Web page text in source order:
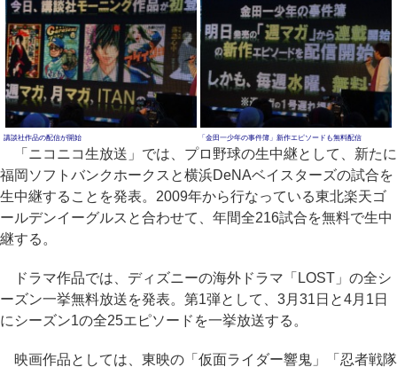
講談社作品の配信が開始 「金田一少年の事件簿」新作エピソードも無料配信
「ニコニコ生放送」では、プロ野球の生中継として、新たに
福岡ソフトバンクホークスと横浜DeNAベイスターズの試合を
生中継することを発表。2009年から行なっている東北楽天ゴ
ールデンイーグルスと合わせて、年間全216試合を無料で生中
継する。
ドラマ作品では、ディズニーの海外ドラマ「LOST」の全シ
ーズン一挙無料放送を発表。第1弾として、3月31日と4月1日
にシーズン1の全25エピソードを一挙放送する。
映画作品としては、東映の「仮面ライダー響鬼」「忍者戦隊